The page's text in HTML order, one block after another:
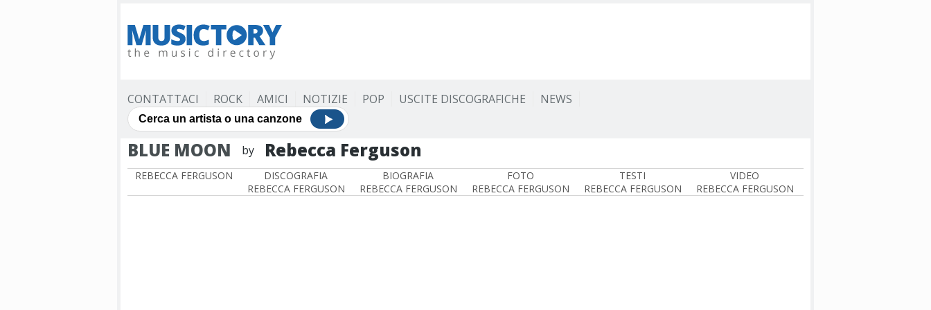
CONTATTACI ROCK AMICI NOTIZIE POP USCITE DISCOGRAFICHE NEWS
BLUE MOON by Rebecca Ferguson
REBECCA FERGUSON
DISCOGRAFIA
REBECCA FERGUSON
BIOGRAFIA
REBECCA FERGUSON
FOTO
REBECCA FERGUSON
TESTI
REBECCA FERGUSON
VIDEO
REBECCA FERGUSON